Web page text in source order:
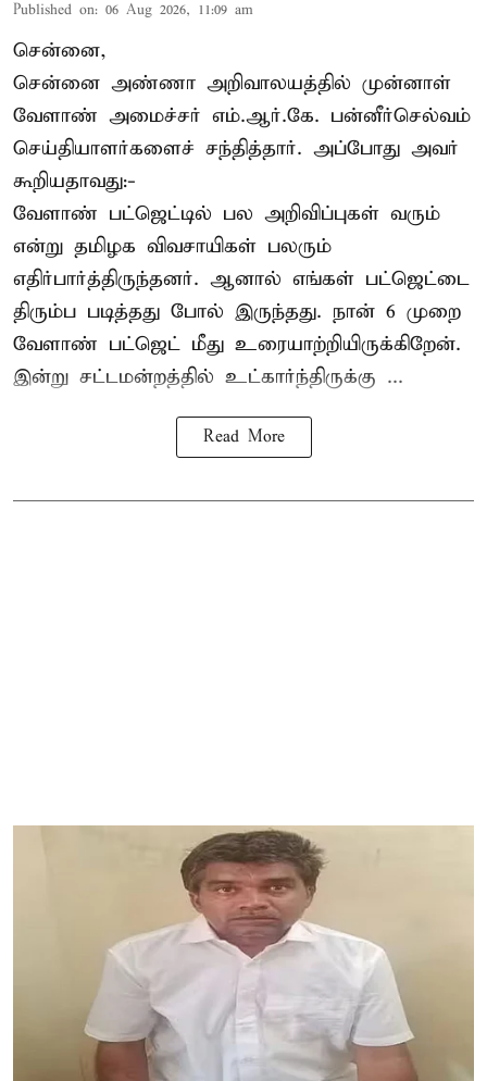
Published on: 06 Aug 2026, 11:09 am
சென்னை,
சென்னை அண்ணா அறிவாலயத்தில் முன்னாள்
வேளாண் அமைச்சர் எம்.ஆர்.கே. பன்னீர்செல்வம்
செய்தியாளர்களைச் சந்தித்தார். அப்போது அவர்
கூறியதாவது:-
வேளாண் பட்ஜெட்டில் பல அறிவிப்புகள் வரும்
என்று தமிழக விவசாயிகள் பலரும்
எதிர்பார்த்திருந்தனர். ஆனால் எங்கள் பட்ஜெட்டை
திரும்ப படித்தது போல் இருந்தது. நான் 6 முறை
வேளாண் பட்ஜெட் மீது உரையாற்றியிருக்கிறேன்.
இன்று சட்டமன்றத்தில் உட்கார்ந்திருக்கு ...
Read More